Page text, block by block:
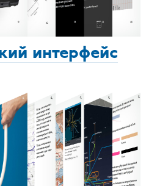
интерфейс